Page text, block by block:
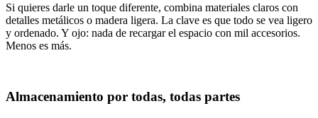
Si quieres darle un toque diferente, combina materiales claros con
detalles metálicos o madera ligera. La clave es que todo se vea ligero
y ordenado. Y ojo: nada de recargar el espacio con mil accesorios.
Menos es más.
Almacenamiento por todas, todas partes